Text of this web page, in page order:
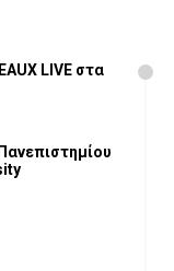
LIVE στα